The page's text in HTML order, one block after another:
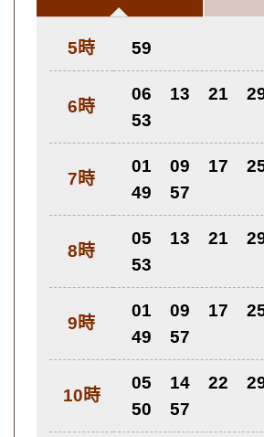
5時 59
6時
06 13 21
53
7時
01 09 17
49
57
8時
05 13 21
53
9時
01 09 17
49
57
10時
05 14 22
50
57